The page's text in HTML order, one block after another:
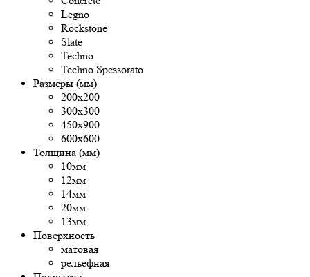
Legno
Rockstone
Slate
Techno
Techno Spessorato
Размеры (мм)
200х200
300х300
450х900
600х600
Толщина (мм)
10мм
12мм
14мм
20мм
13мм
Поверхность
матовая
рельефная